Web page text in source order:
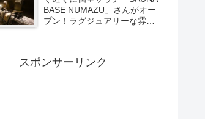
BASE NUMAZU」さんがオー
プン！ラグジュアリーな雰囲
スポンサーリンク